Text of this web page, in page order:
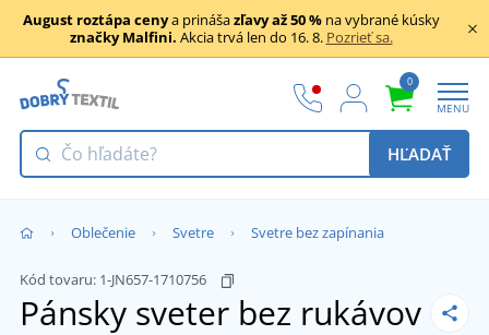
August roztápa cenya prinášazľavy až 50 %na vybrané kúsky
značky Malfini. Akcia trvá len do 16. 8. Pozrieť sa.
0
MENU
HĽADAŤ
Oblečenie Svetre Svetre bez zapínania
Kód tovaru: 1-JN657-1710756
Pánsky sveter bez rukávov